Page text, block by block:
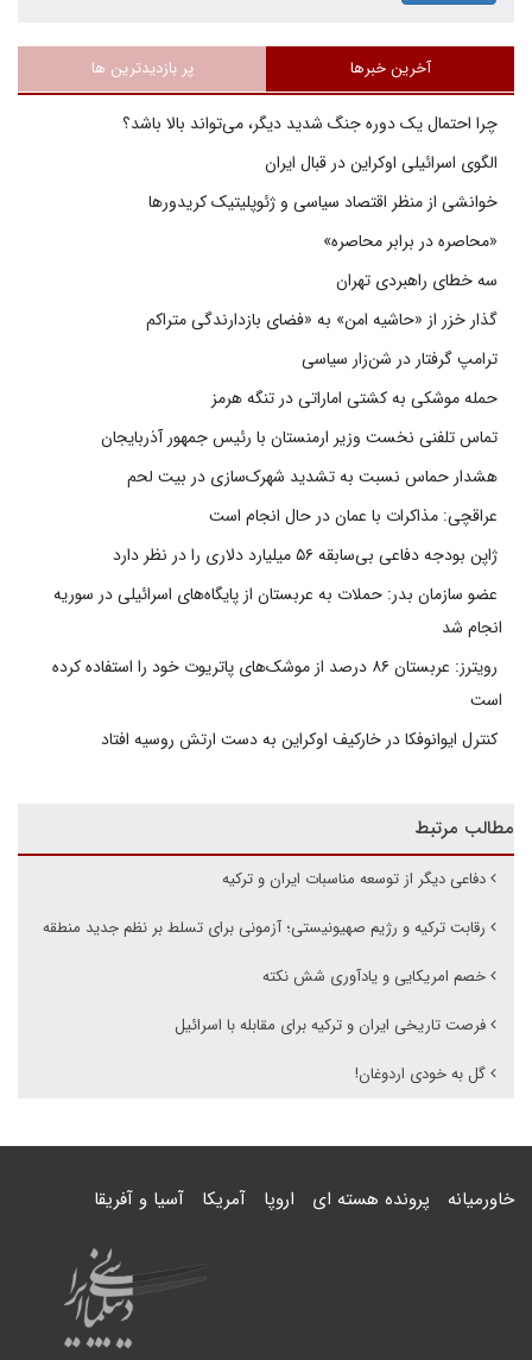
آخرین خبرها پر بازدیدترین ها
چرا احتمال یک دوره جنگ شدید دیگر، می‌تواند بالا باشد؟
الگوی اسرائیلی اوکراین در قبال ایران
خوانشی از منظر اقتصاد سیاسی و ژئوپلیتیک کریدورها
«محاصره در برابر محاصره»
سه خطای راهبردی تهران
گذار خزر از «حاشیه امن» به «فضای بازدارندگی متراکم
ترامپ گرفتار در شن‌زار سیاسی
حمله موشکی به کشتی اماراتی در تنگه هرمز
تماس تلفنی نخست وزیر ارمنستان با رئیس جمهور آذربایجان
هشدار حماس نسبت به تشدید شهرک‌سازی در بیت‌ لحم
عراقچی: مذاکرات با عمان در حال انجام است
ژاپن بودجه دفاعی بی‌سابقه ۵۶ میلیارد دلاری را در نظر دارد
عضو سازمان بدر: حملات به عربستان از پایگاه‌های اسرائیلی در سوریه
انجام شد
رویترز: عربستان ۸۶ درصد از موشک‌های پاتریوت خود را استفاده کرده
است
کنترل ایوانوفکا در خارکیف اوکراین به دست ارتش روسیه افتاد
مطالب مرتبط
دفاعی دیگر از توسعه مناسبات ایران و ترکیه
رقابت ترکیه و رژیم صهیونیستی؛ آزمونی برای تسلط بر نظم جدید منطقه
خصم امریکایی و یادآوری شش نکته
فرصت تاریخی ایران و ترکیه برای مقابله با اسرائیل
گل به خودی اردوغان!
خاورمیانه پرونده هسته ای اروپا آمریکا آسیا و آفریقا